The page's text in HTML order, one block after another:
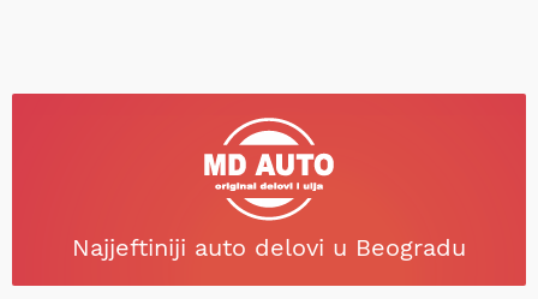
Najjeftiniji auto delovi u Beogradu